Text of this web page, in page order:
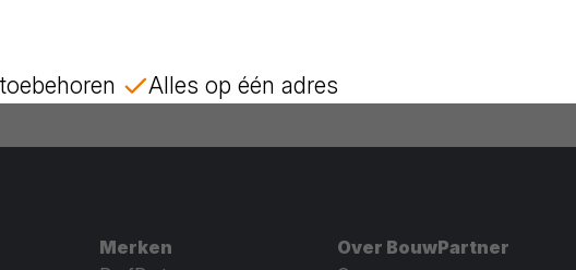
Alles op één adres
Merken
Over BouwPartner